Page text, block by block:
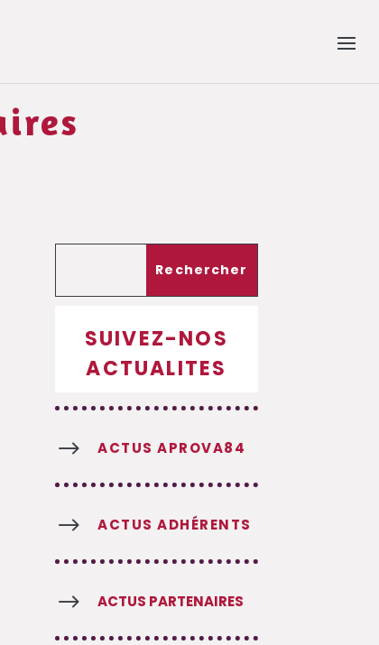
SUIVEZ-NOS
ACTUALITES
$ ACTUS APROVA84
$ ACTUS ADHÉRENTS
$ ACTUS PARTENAIRES